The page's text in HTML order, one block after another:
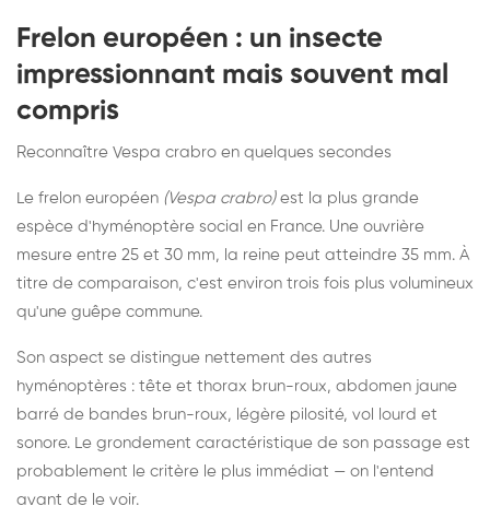
Frelon européen : un insecte
impressionnant mais souvent mal
compris
Reconnaître Vespa crabro en quelques secondes
Le frelon européen (Vespa crabro)est la plus grande
espèce d'hyménoptère social en France. Une ouvrière
mesure entre 25 et 30 mm, la reine peut atteindre 35 mm. À
titre de comparaison, c'est environ trois fois plus volumineux
qu'une guêpe commune.
Son aspect se distingue nettement des autres
hyménoptères : tête et thorax brun-roux, abdomen jaune
barré de bandes brun-roux, légère pilosité, vol lourd et
sonore. Le grondement caractéristique de son passage est
probablement le critère le plus immédiat — on l'entend
avant de le voir.